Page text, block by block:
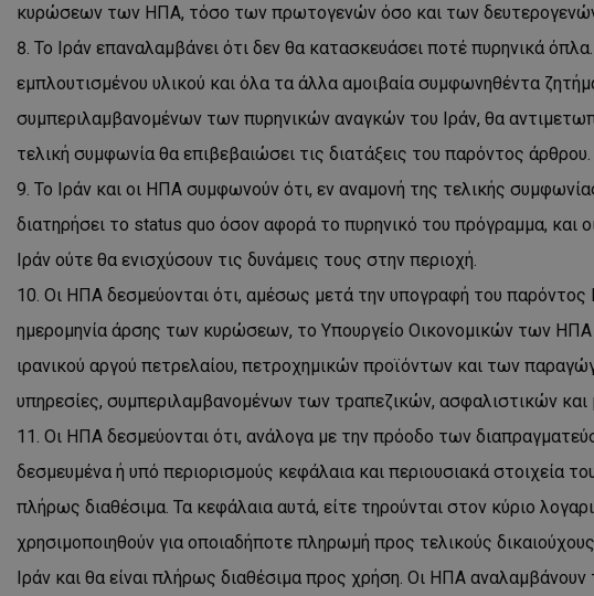
κυρώσεων των ΗΠΑ, τόσο των πρωτογενών όσο και των
Το Ιράν επαναλαμβάνει ότι δεν θα κατασκευάσει ποτέ πυρηνικά
εμπλουτισμένου υλικού και όλα τα άλλα αμοιβαία συμφωνηθέντα
συμπεριλαμβανομένων των πυρηνικών αναγκών του Ιράν, θα
τελική συμφωνία θα επιβεβαιώσει τις διατάξεις του παρόντος άρθρου.
Το Ιράν και οι ΗΠΑ συμφωνούν ότι, εν αναμονή της τελικής
διατηρήσει το status quo όσον αφορά το πυρηνικό του πρόγραμμα, και
Ιράν ούτε θα ενισχύσουν τις δυνάμεις τους στην περιοχή.
Οι ΗΠΑ δεσμεύονται ότι, αμέσως μετά την υπογραφή του παρόντος
ημερομηνία άρσης των κυρώσεων, το Υπουργείο Οικονομικών των ΗΠΑ
ιρανικού αργού πετρελαίου, πετροχημικών προϊόντων και των
υπηρεσίες, συμπεριλαμβανομένων των τραπεζικών, ασφαλιστικών
Οι ΗΠΑ δεσμεύονται ότι, ανάλογα με την πρόοδο των
δεσμευμένα ή υπό περιορισμούς κεφάλαια και περιουσιακά στοιχεία
πλήρως διαθέσιμα. Τα κεφάλαια αυτά, είτε τηρούνται στον κύριο
χρησιμοποιηθούν για οποιαδήποτε πληρωμή προς τελικούς
Ιράν και θα είναι πλήρως διαθέσιμα προς χρήση. Οι ΗΠΑ
__cf_bm
ASP.NET_SessionId
msToken